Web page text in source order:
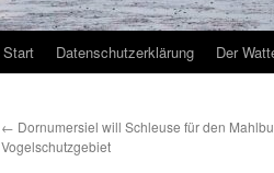
Start Datenschutzerklärung Der
← Dornumersiel will Schleuse für den
Vogelschutzgebiet